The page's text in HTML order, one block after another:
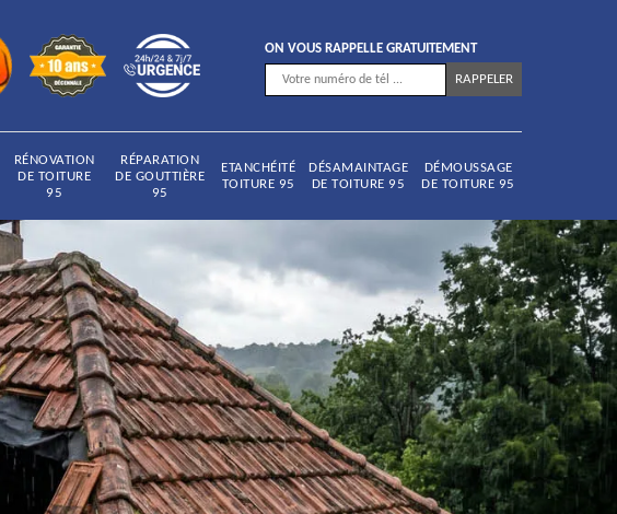
ON VOUS RAPPELLE GRATUITEMENT
RÉNOVATION
DE TOITURE
95
RÉPARATION
DE GOUTTIÈRE
95
ETANCHÉITÉ
TOITURE 95
DÉSAMAINTAGE
DE TOITURE 95
DÉMOUSSAGE
DE TOITURE 95